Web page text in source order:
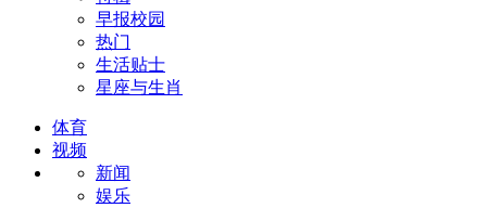
早报校园
热门
生活贴士
星座与生肖
体育
视频
新闻
娱乐